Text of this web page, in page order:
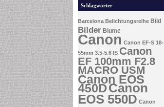
Schlagwörter
Barcelona Belichtungsreihe Bild
Bilder Blume
Canon Canon EF-S 18-
55mm 3.5-5.6 IS Canon
EF 100mm F2.8
MACRO USM
Canon EOS
450DCanon
EOS 550D Canon